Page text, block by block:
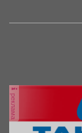
реклама